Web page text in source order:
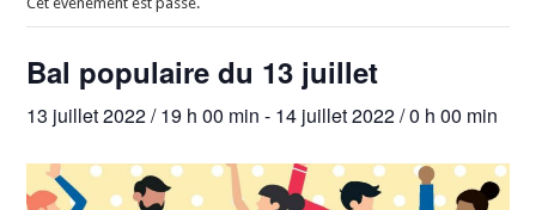
Bal populaire du 13 juillet
13 juillet 2022 / 19 h 00 min - 14 juillet 2022 / 0 h 00 min